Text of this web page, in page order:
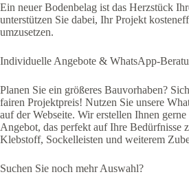
Ein neuer Bodenbelag ist das Herzstück
unterstützen Sie dabei, Ihr Projekt
umzusetzen.
Individuelle Angebote & WhatsApp-
Planen Sie ein größeres Bauvorhaben?
fairen Projektpreis! Nutzen Sie unsere
auf der Webseite. Wir erstellen Ihnen
Angebot, das perfekt auf Ihre Bedürfnisse
Klebstoff, Sockelleisten und weiterem
Suchen Sie noch mehr Auswahl?